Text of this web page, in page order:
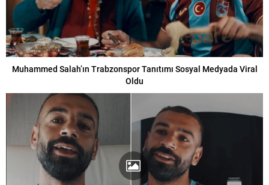
Muhammed Salah’ın Trabzonspor Tanıtımı Sosyal Medyada Viral
Oldu